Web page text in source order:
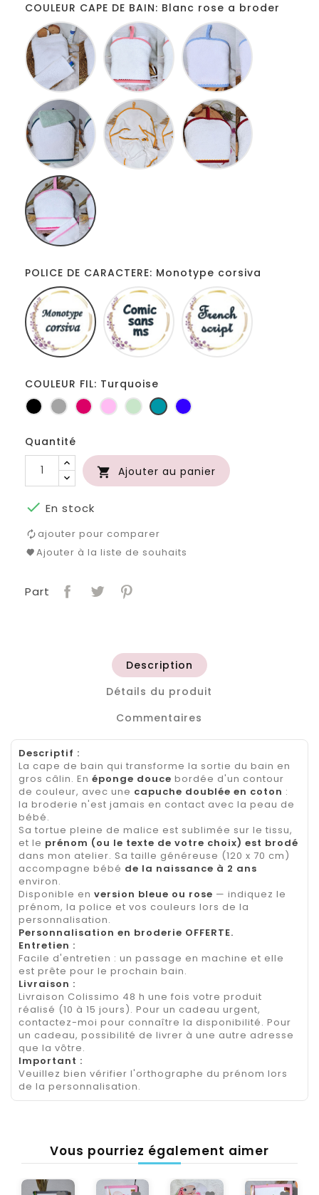
COULEUR CAPE DE BAIN: Blanc rose a broder
Blanc
Blanc
Rose
d'eau
blanc
Blanc
jaune
a
broder
POLICE DE CARACTERE: Monotype corsiva
Monotype
corsiva
Comic
sans
ms
COULEUR FIL: Turquoise
Noir Gris
clair
Fuchsia
RoseVert
d'eau
Turquoise
Bleu
Quantité
 Ajouter au panier
 En stock
ajouter pour comparer
Ajouter à la liste de souhaits
Part
Description
Détails du produit
Commentaires
Descriptif :
La cape de bain qui transforme la sortie du bain en
gros câlin. En éponge douce bordée d'un contour
de couleur, avec une capuche doublée en coton :
la broderie n'est jamais en contact avec la peau de
bébé.
Sa tortue pleine de malice est sublimée sur le tissu,
et le prénom (ou le texte de votre choix) est brodé
dans mon atelier. Sa taille généreuse (120 x 70 cm)
accompagne bébé de la naissance à 2 ans
environ.
Disponible en version bleue ou rose — indiquez le
prénom, la police et vos couleurs lors de la
personnalisation.
Personnalisation en broderie OFFERTE.
Entretien :
Facile d'entretien : un passage en machine et elle
est prête pour le prochain bain.
Livraison :
Livraison Colissimo 48 h une fois votre produit
réalisé (10 à 15 jours). Pour un cadeau urgent,
contactez-moi pour connaître la disponibilité. Pour
un cadeau, possibilité de livrer à une autre adresse
que la vôtre.
Important :
Veuillez bien vérifier l'orthographe du prénom lors
de la personnalisation.
Vous pourriez également aimer